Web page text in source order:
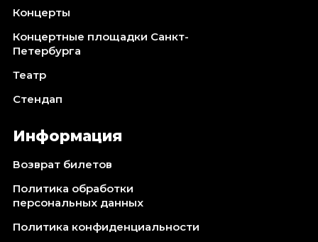
Концерты
Концертные площадки Санкт-
Петербурга
Театр
Стендап
Информация
Возврат билетов
Политика обработки
персональных данных
Политика конфиденциальности